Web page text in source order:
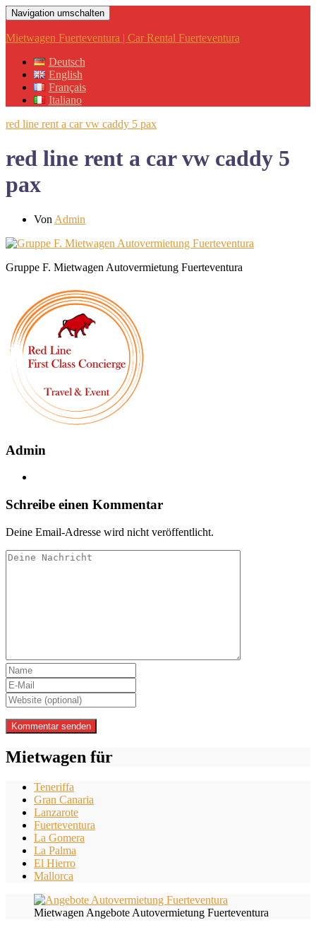
Navigation umschalten
Mietwagen Fuerteventura | Car Rental Fuerteventura
Deutsch
English
Français
Italiano
red line rent a car vw caddy 5 pax
red line rent a car vw caddy 5
pax
Von Admin
Gruppe F. Mietwagen Autovermietung Fuerteventura
Admin
Schreibe einen Kommentar
Deine Email-Adresse wird nicht veröffentlicht.
Mietwagen für
Teneriffa
Gran Canaria
Lanzarote
Fuerteventura
La Gomera
La Palma
El Hierro
Mallorca
Mietwagen Angebote Autovermietung Fuerteventura